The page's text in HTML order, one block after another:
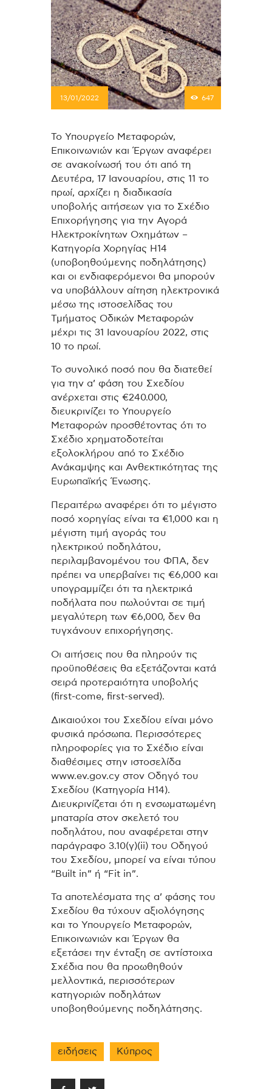
13/01/2022 647
Το Υπουργείο Μεταφορών,
Επικοινωνιών και Έργων αναφέρει
σε ανακοίνωσή του ότι από τη
Δευτέρα, 17 Ιανουαρίου, στις 11 το
πρωί, αρχίζει η διαδικασία
υποβολής αιτήσεων για το Σχέδιο
Επιχορήγησης για την Αγορά
Ηλεκτροκίνητων Οχημάτων –
Κατηγορία Χορηγίας Η14
(υποβοηθούμενης ποδηλάτησης)
και οι ενδιαφερόμενοι θα μπορούν
να υποβάλλουν αίτηση ηλεκτρονικά
μέσω της ιστοσελίδας του
Τμήματος Οδικών Μεταφορών
μέχρι τις 31 Ιανουαρίου 2022, στις
10 το πρωί.
Το συνολικό ποσό που θα διατεθεί
για την α’ φάση του Σχεδίου
ανέρχεται στις €240.000,
διευκρινίζει το Υπουργείο
Μεταφορών προσθέτοντας ότι το
Σχέδιο χρηματοδοτείται
εξολοκλήρου από το Σχέδιο
Ανάκαμψης και Ανθεκτικότητας της
Ευρωπαϊκής Ένωσης.
Περαιτέρω αναφέρει ότι το μέγιστο
ποσό χορηγίας είναι τα €1,000 και η
μέγιστη τιμή αγοράς του
ηλεκτρικού ποδηλάτου,
περιλαμβανομένου του ΦΠΑ, δεν
πρέπει να υπερβαίνει τις €6,000 και
υπογραμμίζει ότι τα ηλεκτρικά
ποδήλατα που πωλούνται σε τιμή
μεγαλύτερη των €6,000, δεν θα
τυγχάνουν επιχορήγησης.
Οι αιτήσεις που θα πληρούν τις
προϋποθέσεις θα εξετάζονται κατά
σειρά προτεραιότητα υποβολής
(first-come, first-served).
Δικαιούχοι του Σχεδίου είναι μόνο
φυσικά πρόσωπα. Περισσότερες
πληροφορίες για το Σχέδιο είναι
διαθέσιμες στην ιστοσελίδα
www.ev.gov.cy στον Οδηγό του
Σχεδίου (Κατηγορία Η14).
Διευκρινίζεται ότι η ενσωματωμένη
μπαταρία στον σκελετό του
ποδηλάτου, που αναφέρεται στην
παράγραφο 3.10(γ)(ii) του Οδηγού
του Σχεδίου, μπορεί να είναι τύπου
“Built in” ή “Fit in”.
Τα αποτελέσματα της α’ φάσης του
Σχεδίου θα τύχουν αξιολόγησης
και το Υπουργείο Μεταφορών,
Επικοινωνιών και Έργων θα
εξετάσει την ένταξη σε αντίστοιχα
Σχέδια που θα προωθηθούν
μελλοντικά, περισσότερων
κατηγοριών ποδηλάτων
υποβοηθούμενης ποδηλάτησης.
ειδήσεις Κύπρος